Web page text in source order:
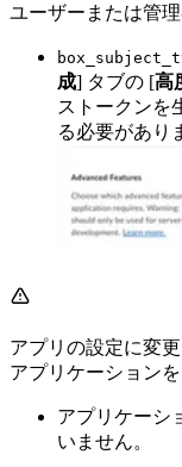
ユーザーまたは管
成] タブの [高
ストークンを
る必要があり
アプリの設定に変
アプリケーションを
アプリケーシ
いません。